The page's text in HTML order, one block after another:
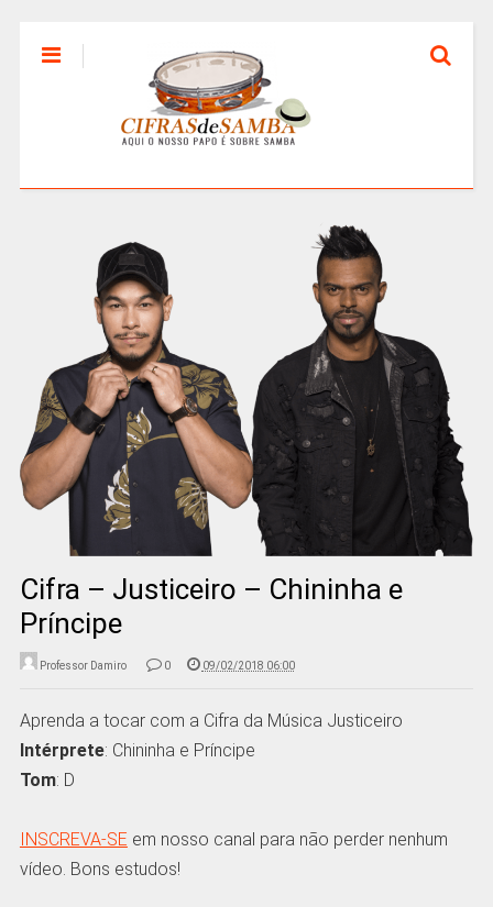
Cifra – Justiceiro – Chininha e
Príncipe
Professor Damiro 0 09/02/2018 06:00
Aprenda a tocar com a Cifra da Música Justiceiro
Intérprete: Chininha e Príncipe
Tom: D
INSCREVA-SE em nosso canal para não perder nenhum
vídeo. Bons estudos!